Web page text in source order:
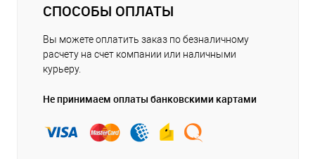
СПОСОБЫ ОПЛАТЫ
Вы можете оплатить заказ по безналичному
расчету на счет компании или наличными
курьеру.
Не принимаем оплаты банковскими картами